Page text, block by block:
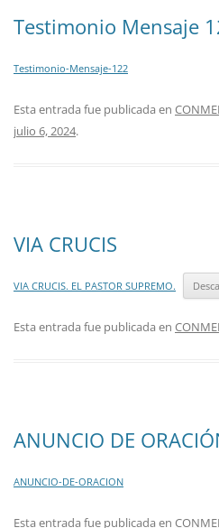
Testimonio Mensaje
Testimonio-Mensaje-122
Esta entrada fue publicada en
julio 6, 2024.
VIA CRUCIS
VIA CRUCIS. EL PASTOR SUPREMO.
Esta entrada fue publicada en
ANUNCIO DE
ANUNCIO-DE-ORACION
Esta entrada fue publicada en